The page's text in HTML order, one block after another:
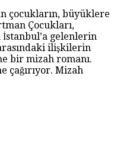
çocukların, büyüklere
Çocukları,
gelenlerin
ilişkilerin
bir mizah romanı.
çağırıyor. Mizah